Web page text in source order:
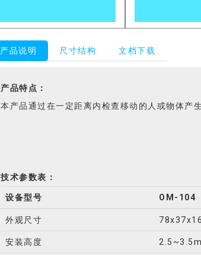
产品说明 尺寸结构 文档下载
产品特点：
本产品通过在一定距离内检查移动的人或物体产
技术参数表：
设备型号 OM-104
外观尺寸
安装高度 2.5~3.5m